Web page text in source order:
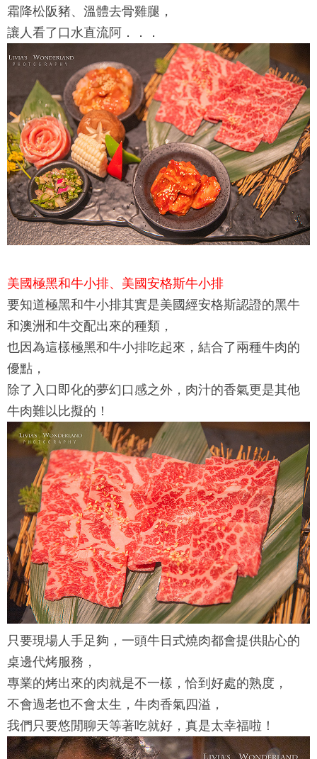
霜降松阪豬、溫體去骨雞腿，
讓人看了口水直流阿．．．
美國極黑和牛小排、美國安格斯牛小排
要知道極黑和牛小排其實是美國經安格斯認證的黑牛
和澳洲和牛交配出來的種類，
也因為這樣極黑和牛小排吃起來，結合了兩種牛肉的
優點，
除了入口即化的夢幻口感之外，肉汁的香氣更是其他
牛肉難以比擬的！
只要現場人手足夠， 一頭牛日式燒肉都會提供貼心的
桌邊代烤服務，
專業的烤出來的肉就是不一樣，恰到好處的熟度，
不會過老也不會太生，牛肉香氣四溢，
我們只要悠閒聊天等著吃就好，真是太幸福啦！